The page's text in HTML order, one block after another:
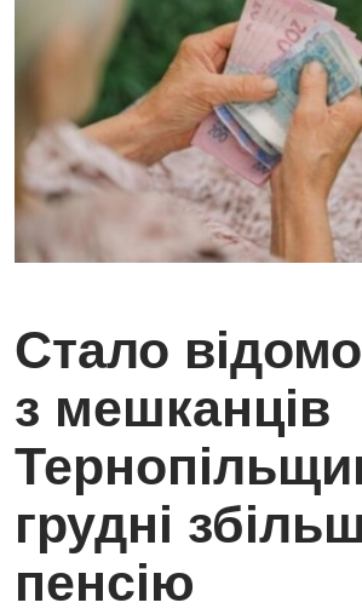
Стало
з мешканців
грудні
пенсію